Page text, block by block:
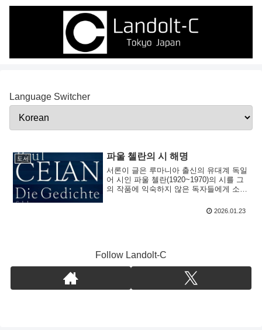
Language Switcher
도서 ​파울 첼란의 시 해명
서론이 글은 루마니아 출신의 유대계 독일
어 시인 파울 첼란(1920~1970)의 시를 그
의 작품에 익숙하지 않은 독자들에게 소개
나(당시 루마니아령, 현재 우크라이나) 출
2026.01.23
Follow Landolt-C